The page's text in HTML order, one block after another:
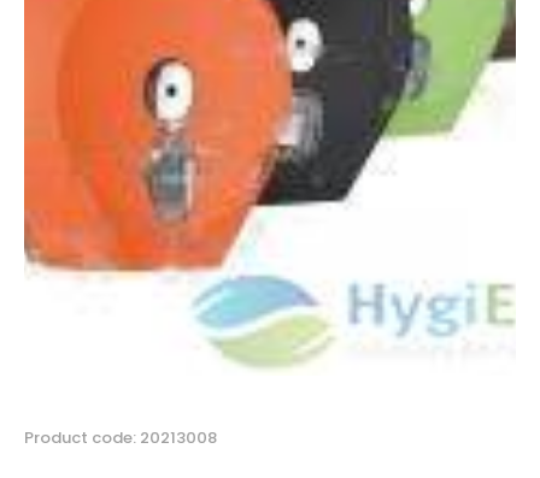
Product code: 20213008